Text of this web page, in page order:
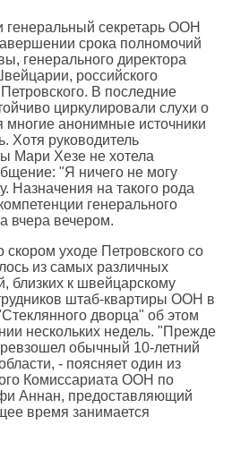
секретарь ООН
срока полномочий
генерального директора
российского
В последние
циркулировали слухи о
многие анонимные источники
Хотя руководитель
Мари Хезе не хотела
"Я ничего не могу
Назначения на такого рода
генерального
вчера вечером.
скором уходе Петровского со
из самых различных
близких к швейцарскому
штаб-квартиры ООН в
дворца" об этом
нескольких недель. "Прежде
обычный 10-летний
- поясняет один из
Комиссариата ООН по
Аннан, предоставляющий
время занимается